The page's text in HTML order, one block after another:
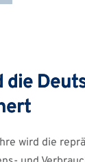
die
wird die